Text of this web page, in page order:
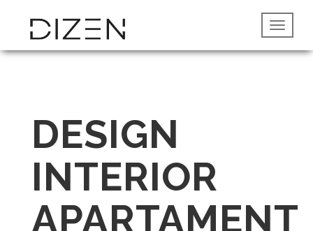
DESIGN
INTERIOR
APARTAMENT